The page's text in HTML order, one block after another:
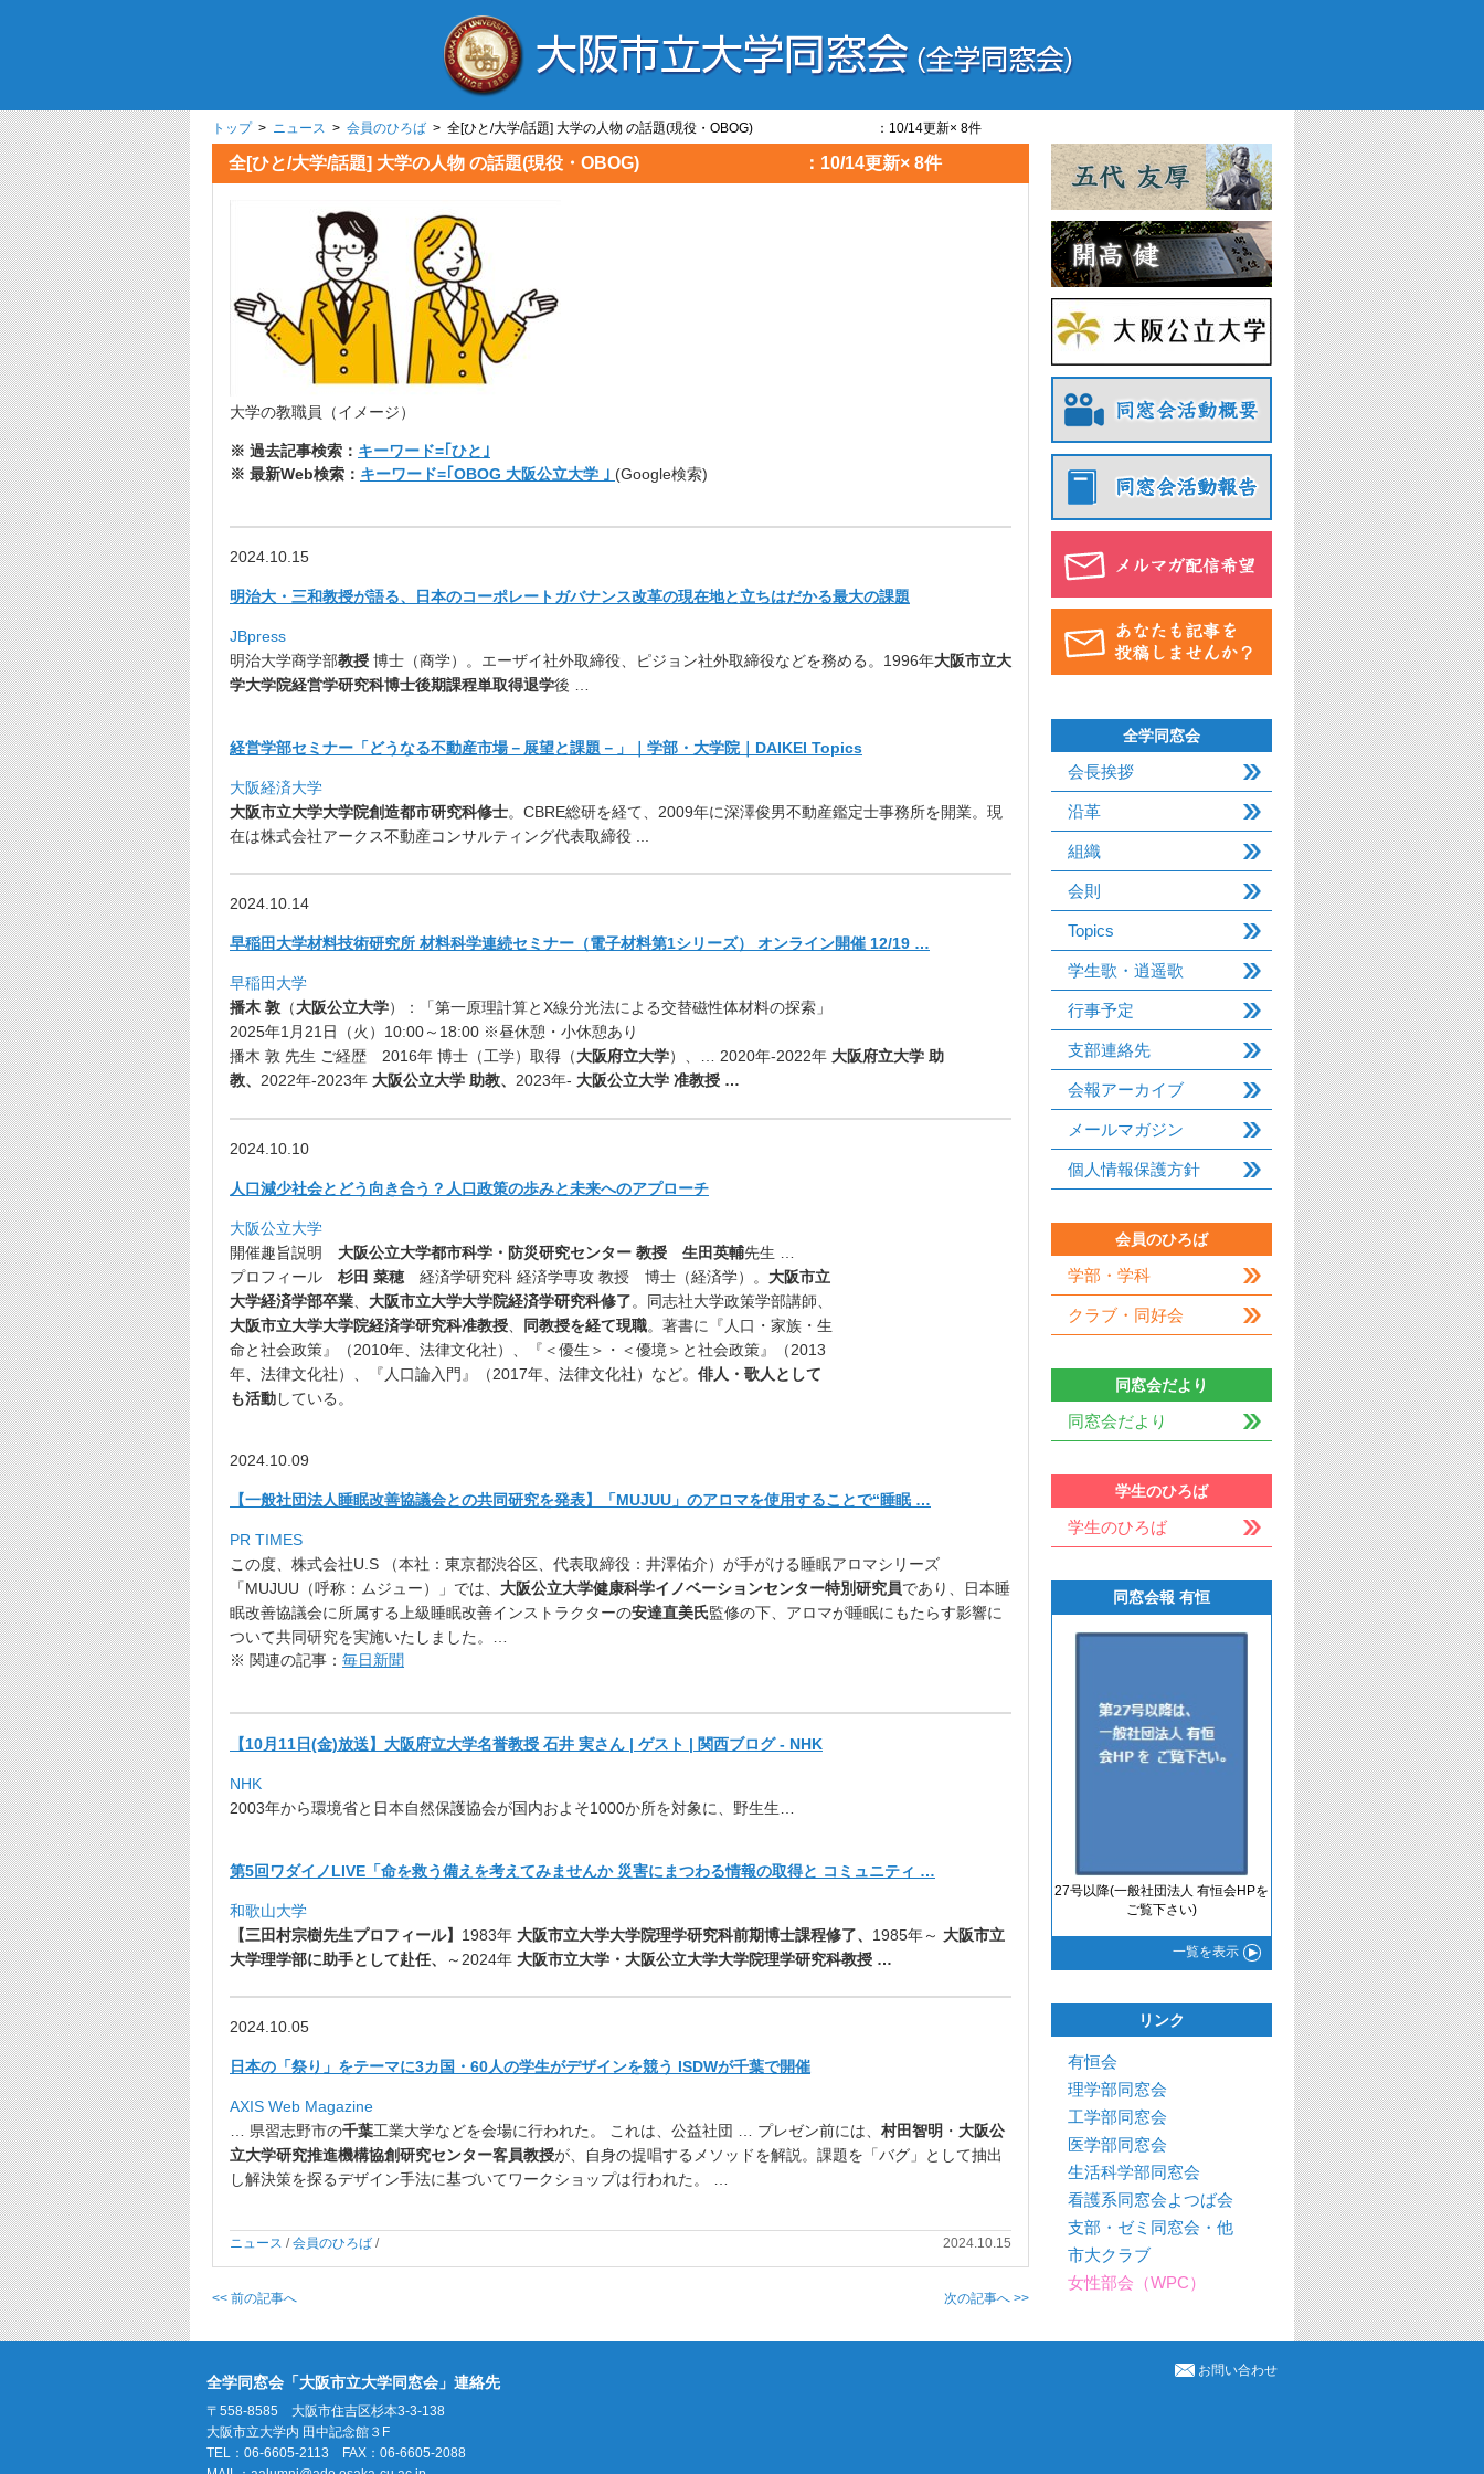
トップ> ニュース > 会員のひろば > 全[ひと/大学/話題] 大学の人物 の話題(現役・OBOG) ：10/14更新× 8件
全[ひと/大学/話題] 大学の人物 の話題(現役・OBOG) ：10/14更新× 8件
大学の教職員（イメージ）
※ 過去記事検索： キーワード=｢ひと｣
※ 最新Web検索： キーワード=｢OBOG 大阪公立大学 ｣ (Google検索)
2024.10.15
明治大・三和教授が語る、 日本のコーポレートガバナンス改革の現在地と立ちはだかる最大の課題
JBpress
明治大学商学部教授 博士（商学）。エーザイ社外取締役、 ピジョン社外取締役などを務める。1996年大阪市立大
学大学院経営学研究科博士後期課程単取得退学後 …
経営学部セミナー「どうなる不動産市場－展望と課題－」｜学部・ 大学院｜DAIKEI Topics
大阪経済大学
大阪市立大学大学院創造都市研究科修士。CBRE総研を経て、 2009年に深澤俊男不動産鑑定士事務所を開業。 現
在は株式会社アークス不動産コンサルティング代表取締役 ..
2024.10.14
早稲田大学材料技術研究所 材料科学連続セミナー（電子材料第1シリーズ） オンライン開催 12/19 …
早稲田大学
播木 敦 （大阪公立大学）：「第一原理計算とX線分光法による交替磁性体材料の探索」
2025年1月21日（火）10:00～18:00 ※昼休憩・小休憩あり
播木 敦 先生 ご経歴 2016年 博士（工学）取得（大阪府立大学）、… 2020年-2022年 大阪府立大学 助
教、 2022年-2023年 大阪公立大学 助教、 2023年- 大阪公立大学 准教授 …
2024.10.10
人口減少社会とどう向き合う？ 人口政策の歩みと未来へのアプローチ
大阪公立大学
開催趣旨説明 大阪公立大学都市科学・防災研究センター 教授 生田英輔先生 …
プロフィール 杉田 菜穂 経済学研究科 経済学専攻 教授 博士（経済学）。 大阪市立
大学経済学部卒業
大阪市立大学大学院経済学研究科修了。同志社大学政策学部講師、
大阪市立大学大学院経済学研究科准教授
同教授を経て現職。著書に『人口・家族・生
命と社会政策』（2010年、法律文化社）、『＜優生＞・＜優境＞と社会政策』（2013
年、法律文化社）、『人口論入門』（2017年、法律文化社）など。 俳人・歌人として
も活動している。
2024.10.09
【一般社団法人睡眠改善協議会との共同研究を発表】「MUJUU」のアロマを使用することで“睡眠 …
PR TIMES
この度、株式会社U.S （本社：東京都渋谷区、代表取締役：井澤佑介） が手がける睡眠アロマシリーズ
「MUJUU（呼称：ムジュー）」 では、 大阪公立大学健康科学イノベーションセンター特別研究員であり、日本睡
眠改善協議会に所属する上級睡眠改善インストラクターの安達直美氏監修の下、アロマが睡眠にもたらす影響に
ついて共同研究を実施いたしました。…
※ 関連の記事： 毎日新聞
【10月11日(金)放送】大阪府立大学名誉教授 石井 実さん | ゲスト | 関西ブログ - NHK
NHK
2003年から環境省と日本自然保護協会が国内およそ1000か所を対象に、野生生…
第5回ワダイノLIVE「命を救う備えを考えてみませんか 災害にまつわる情報の取得と コミュニティ …
和歌山大学
【三田村宗樹先生プロフィール】 1983年 大阪市立大学大学院理学研究科前期博士課程修了、 1985年～ 大阪市立
大学理学部に助手として赴任、
～2024年 大阪市立大学・大阪公立大学大学院理学研究科教授 …
2024.10.05
日本の「祭り」をテーマに3カ国・60人の学生がデザインを競う ISDWが千葉で開催
AXIS Web Magazine
… 県習志野市の千葉工業大学などを会場に行われた。 これは、公益社団 … プレゼン前には、 村田智明 ・ 大阪公
立大学研究推進機構協創研究センター客員教授が、自身の提唱するメソッドを解説。課題を「バグ」として抽出
し解決策を探るデザイン手法に基づいてワークショップは行われた。 …
ニュース /会員のひろば / 2024.10.15
<< 前の記事へ 次の記事へ >>
全学同窓会
会長挨拶
沿革
組織
会則
Topics
学生歌・逍遥歌
行事予定
支部連絡先
会報アーカイブ
メールマガジン
個人情報保護方針
会員のひろば
学部・学科
クラブ・同好会
同窓会だより
同窓会だより
学生のひろば
学生のひろば
同窓会報 有恒
27号以降(一般社団法人 有恒会HPを
ご覧下さい)
一覧を表示
リンク
有恒会
理学部同窓会
工学部同窓会
医学部同窓会
生活科学部同窓会
看護系同窓会よつば会
支部・ゼミ同窓会・他
市大クラブ
女性部会（WPC）
全学同窓会「大阪市立大学同窓会」連絡先
〒558-8585 大阪市住吉区杉本3-3-138
大阪市立大学内 田中記念館３F
TEL：06-6605-2113 FAX：06-6605-2088
お問い合わせ